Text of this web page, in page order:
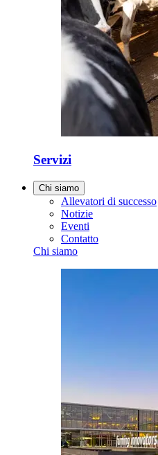
Servizi
Chi siamo
Allevatori di successo
Notizie
Eventi
Contatto
Chi siamo